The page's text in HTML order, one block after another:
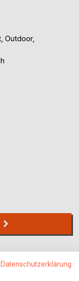
Outdoor,
Datenschutzerklärung